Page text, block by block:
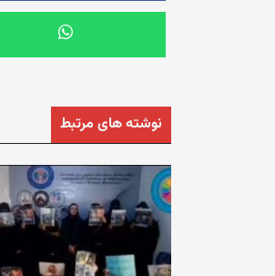
نوشته های مرتبط